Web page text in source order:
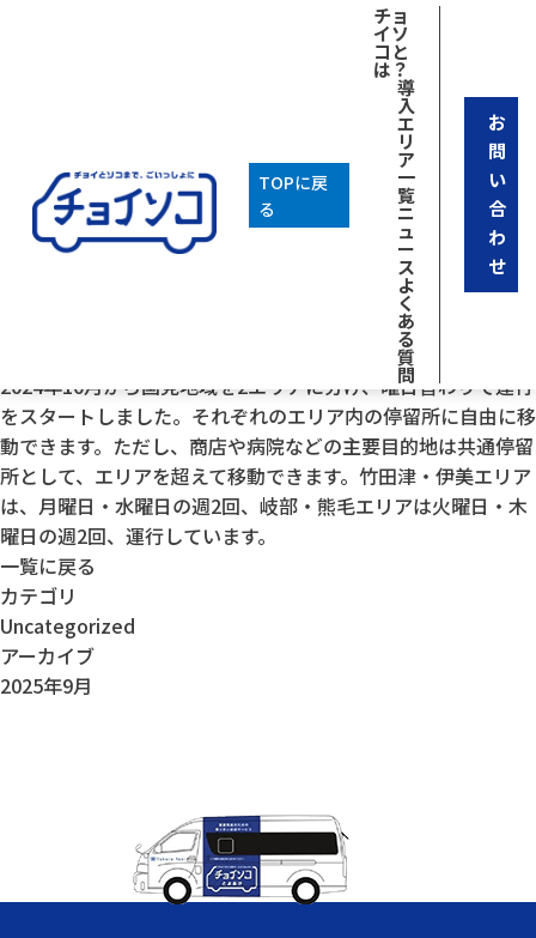
TOPに戻
る
チョ
イソ
コと
は？
導
入
エ
リ
ア
一
覧
ニ
ュ
ー
ス
よ
く
あ
る
質
問
お
問
い
合
わ
せ
2024年10月から国見地域を2エリアに分け、曜日替わりで運行
をスタートしました。それぞれのエリア内の停留所に自由に移
動できます。ただし、商店や病院などの主要目的地は共通停留
所として、エリアを超えて移動できます。竹田津・伊美エリア
は、月曜日・水曜日の週2回、岐部・熊毛エリアは火曜日・木
曜日の週2回、運行しています。
一覧に戻る
カテゴリ
Uncategorized
アーカイブ
2025年9月